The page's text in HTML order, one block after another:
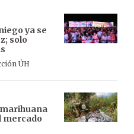
ya se
solo
ÚH
mercado